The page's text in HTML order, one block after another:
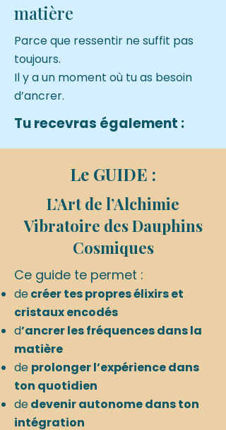
sont déjà disponibles.
19 fréquences sont prévues au
total.
Les prochaines arrivent
progressivement tout au long de
l’année.
Un voyage vibratoire de
reliance
~30 min - Uneimmersion au tambour
et au langage de l'âme.
Tu n’as rien à comprendre. Juste à
ressentir..
Un soin d'ancrage rapide
~5 min Pour
dans ton quotidien(te recentrer, respirer,
matière
Parce que ressentir ne suffit pas
toujours.
Il y a un moment où tu as besoin
d’ancrer.
Tu recevras également :
Le GUIDE :
L’Art de l’Alchimie
Vibratoire des Dauphins
Cosmiques
Ce guide te permet :
decréer tes propres élixirs et
cristaux encodés
d’ancrer les fréquences dans la
matière
de prolonger l’expérience dans
ton quotidien
dedevenir autonome dans ton
intégration